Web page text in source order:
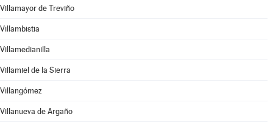
Villamayor de Treviño
Villambistia
Villamedianilla
Villamiel de la Sierra
Villangómez
Villanueva de Argaño